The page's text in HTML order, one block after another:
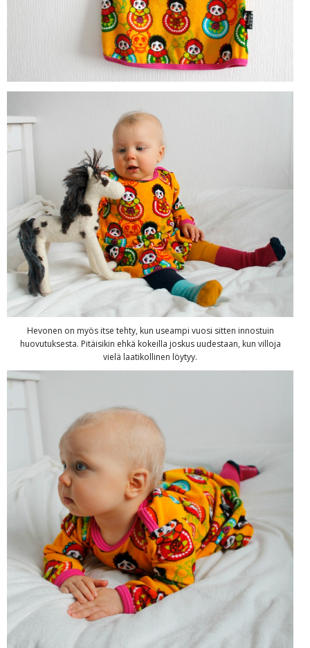
Hevonen on myös itse tehty, kun useampi vuosi sitten innostuin
huovutuksesta. Pitäisikin ehkä kokeilla joskus uudestaan, kun villoja
vielä laatikollinen löytyy.